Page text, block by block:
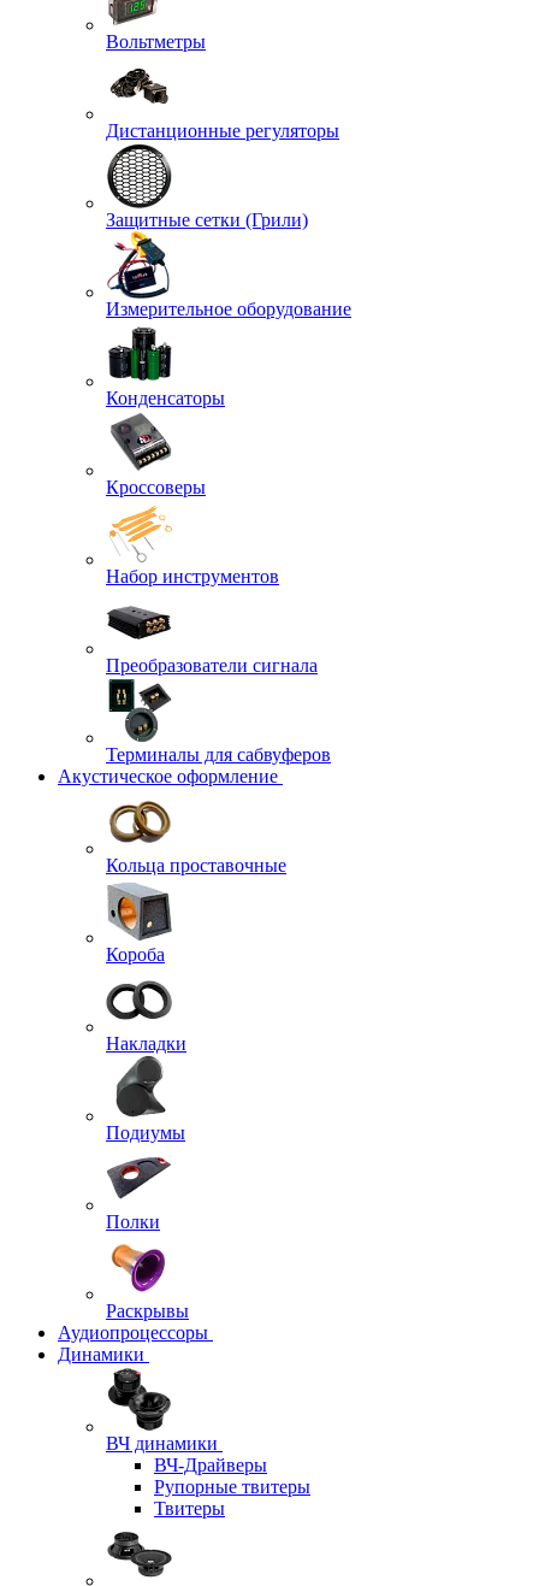
Вольтметры
Дистанционные регуляторы
Защитные сетки (Грили)
Измерительное оборудование
Конденсаторы
Кроссоверы
Набор инструментов
Преобразователи сигнала
Терминалы для сабвуферов
Акустическое оформление
Кольца проставочные
Короба
Накладки
Подиумы
Полки
Раскрывы
Аудиопроцессоры
Динамики
ВЧ динамики
ВЧ-Драйверы
Рупорные твитеры
Твитеры